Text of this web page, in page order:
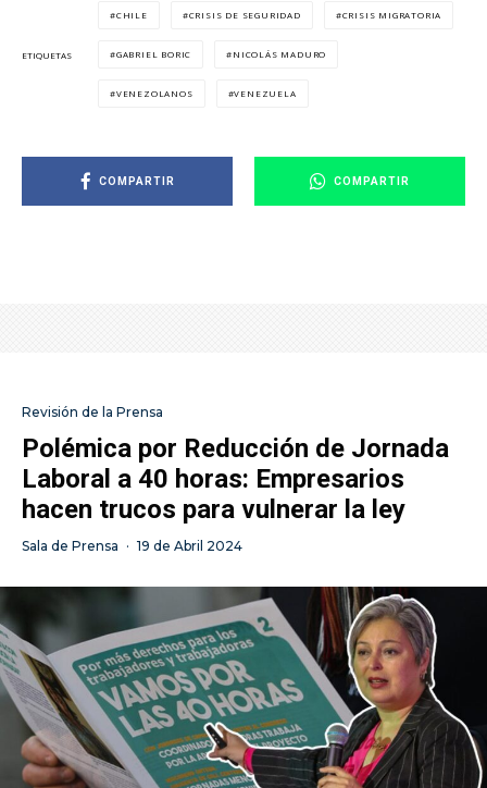
ETIQUETAS
CHILE CRISIS DE SEGURIDAD CRISIS MIGRATORIA
GABRIEL BORIC NICOLÁS MADURO
VENEZOLANOS VENEZUELA
COMPARTIR COMPARTIR
Revisión de la Prensa
Polémica por Reducción de Jornada
Laboral a 40 horas: Empresarios
hacen trucos para vulnerar la ley
Sala de Prensa · 19 de Abril 2024